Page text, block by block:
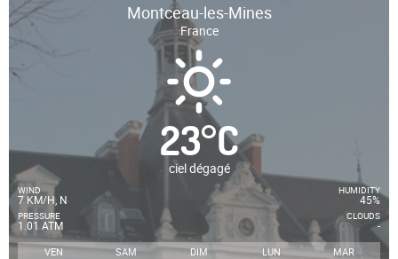
Montceau-les-Mines
France
23°C
ciel dégagé
WIND
7 KM/H, N
PRESSURE
1.01 ATM
HUMIDITY
45%
CLOUDS
-
VEN SAM DIM LUN MAR